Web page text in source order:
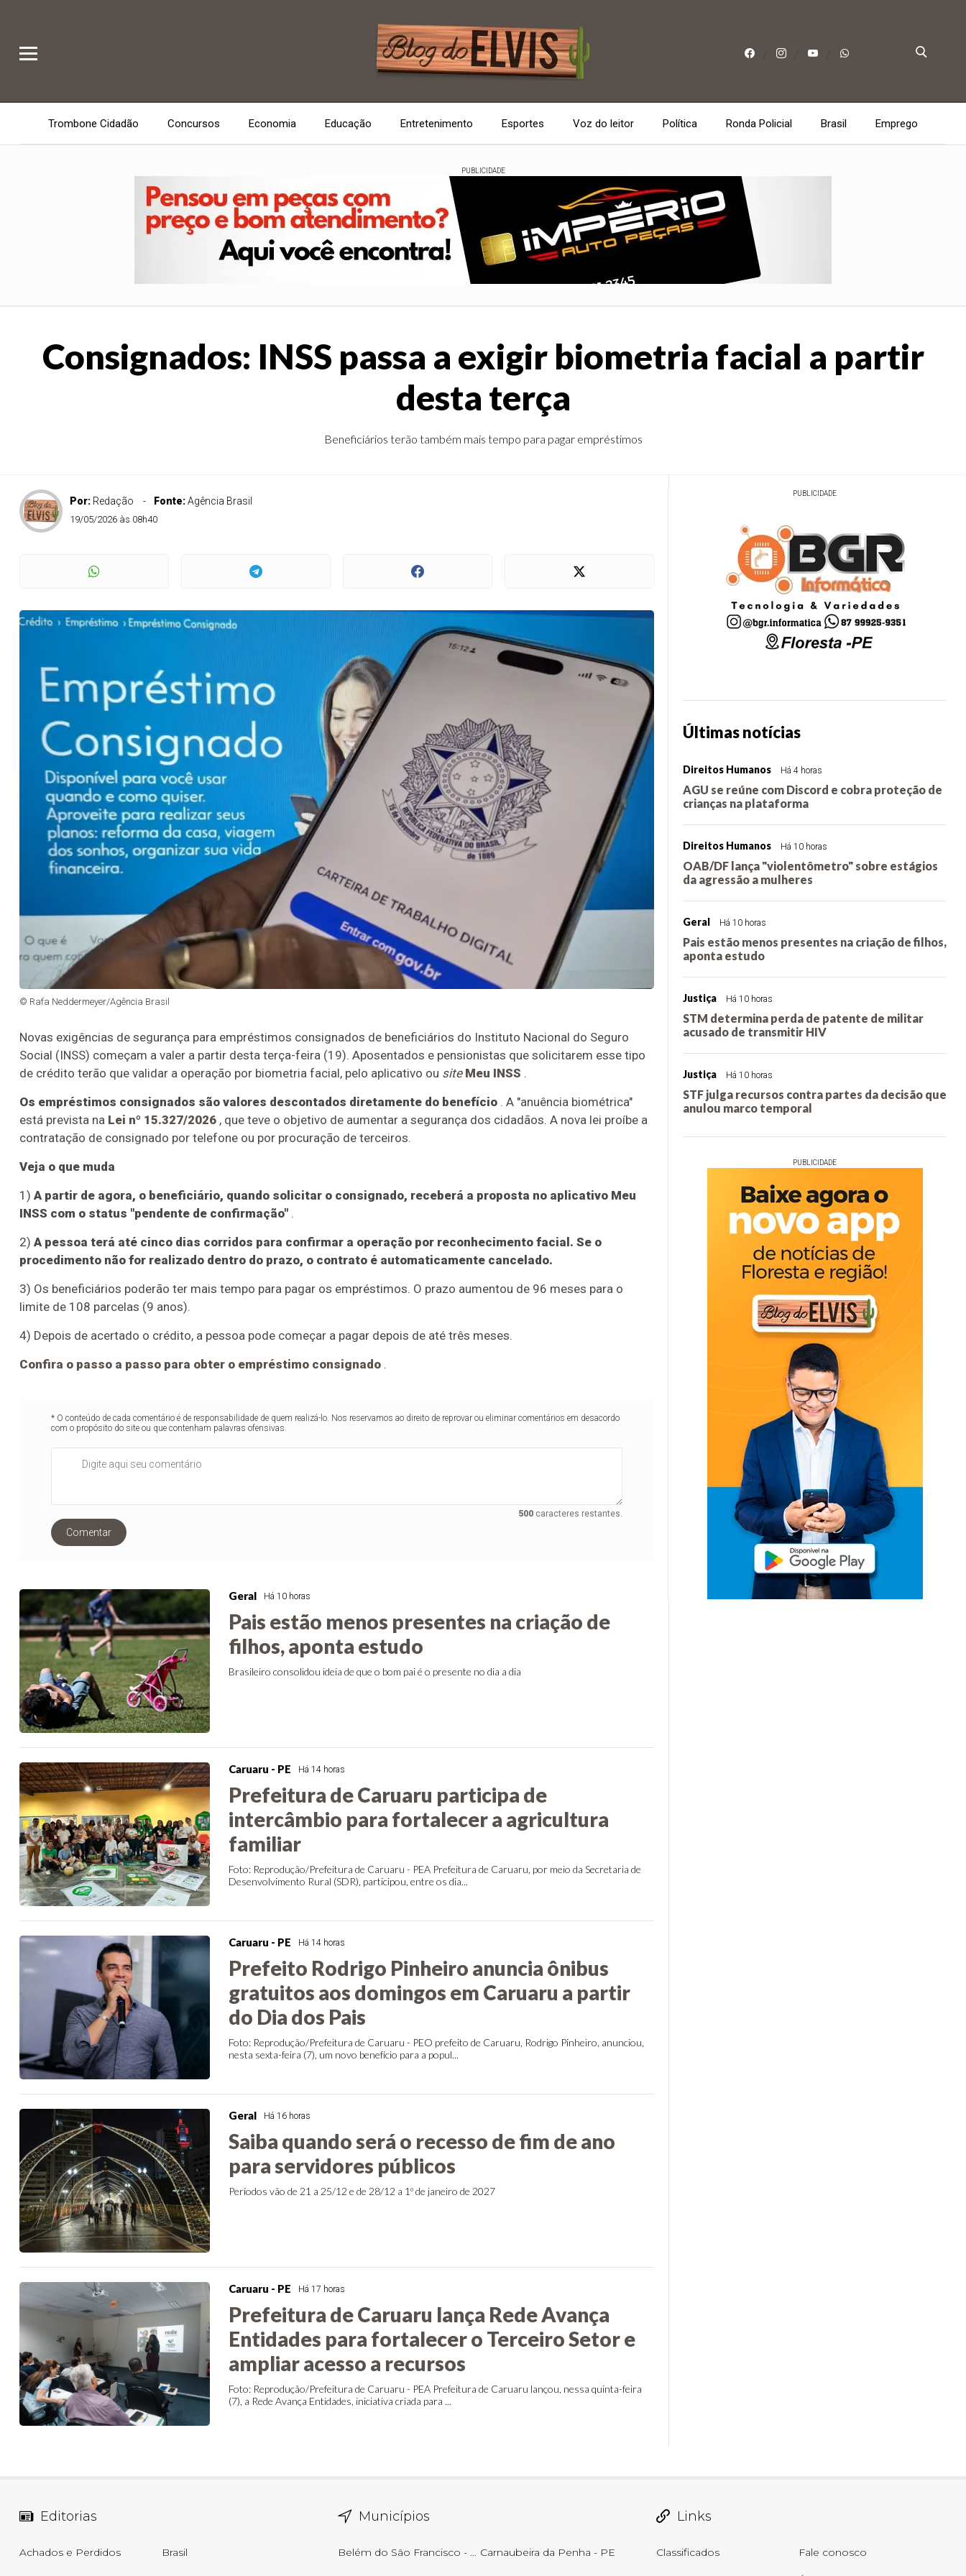
Trombone Cidadão Concursos Economia Educação Entretenimento Esportes Voz do leitor Política Ronda Policial Brasil Emprego
PUBLICIDADE
Consignados: INSS passa a exigir biometria facial a partir
desta terça
Beneficiários terão também mais tempo para pagar empréstimos
Por: Redação Fonte:Agência Brasil
19/05/2026 às 08h40
© Rafa Neddermeyer/Agência Brasil
Novas exigências de segurança para empréstimos consignados de beneficiários do Instituto Nacional do Seguro
Social (INSS) começam a valer a partir desta terça-feira (19). Aposentados e pensionistas que solicitarem esse tipo
de crédito terão que validar a operação por biometria facial, pelo aplicativo ou site Meu INSS .
Os empréstimos consignados são valores descontados diretamente do benefício . A "anuência biométrica"
está prevista na Lei nº 15.327/2026 , que teve o objetivo de aumentar a segurança dos cidadãos. A nova lei proíbe a
contratação de consignado por telefone ou por procuração de terceiros.
Veja o que muda
1) A partir de agora, o beneficiário, quando solicitar o consignado, receberá a proposta no aplicativo Meu
INSS com o status "pendente de confirmação" .
2) A pessoa terá até cinco dias corridos para confirmar a operação por reconhecimento facial. Se o
procedimento não for realizado dentro do prazo, o contrato é automaticamente cancelado.
3) Os beneficiários poderão ter mais tempo para pagar os empréstimos. O prazo aumentou de 96 meses para o
limite de 108 parcelas (9 anos).
4) Depois de acertado o crédito, a pessoa pode começar a pagar depois de até três meses.
Confira o passo a passo para obter o empréstimo consignado .
* O conteúdo de cada comentário é de responsabilidade de quem realizá-lo. Nos reservamos ao direito de reprovar ou eliminar comentários em desacordo
com o propósito do site ou que contenham palavras ofensivas.
500caracteres restantes.
Comentar
Geral Há 10 horas
Pais estão menos presentes na criação de
filhos, aponta estudo
Brasileiro consolidou ideia de que o bom pai é o presente no dia a dia
Caruaru - PE Há 14 horas
Prefeitura de Caruaru participa de
intercâmbio para fortalecer a agricultura
familiar
Foto: Reprodução/Prefeitura de Caruaru - PEA Prefeitura de Caruaru, por meio da Secretaria de
Desenvolvimento Rural (SDR), participou, entre os dia...
Caruaru - PE Há 14 horas
Prefeito Rodrigo Pinheiro anuncia ônibus
gratuitos aos domingos em Caruaru a partir
do Dia dos Pais
Foto: Reprodução/Prefeitura de Caruaru - PEO prefeito de Caruaru, Rodrigo Pinheiro, anunciou,
nesta sexta-feira (7), um novo benefício para a popul...
Geral Há 16 horas
Saiba quando será o recesso de fim de ano
para servidores públicos
Períodos vão de 21 a 25/12 e de 28/12 a 1º de janeiro de 2027
Caruaru - PE Há 17 horas
Prefeitura de Caruaru lança Rede Avança
Entidades para fortalecer o Terceiro Setor e
ampliar acesso a recursos
Foto: Reprodução/Prefeitura de Caruaru - PEA Prefeitura de Caruaru lançou, nessa quinta-feira
(7), a Rede Avança Entidades, iniciativa criada para ...
PUBLICIDADE
Últimas notícias
Direitos Humanos Há 4 horas
AGU se reúne com Discord e cobra proteção de
crianças na plataforma
Direitos Humanos Há 10 horas
OAB/DF lança "violentômetro" sobre estágios
da agressão a mulheres
Geral Há 10 horas
Pais estão menos presentes na criação de filhos,
aponta estudo
Justiça Há 10 horas
STM determina perda de patente de militar
acusado de transmitir HIV
Justiça Há 10 horas
STF julga recursos contra partes da decisão que
anulou marco temporal
PUBLICIDADE
Editorias
Achados e Perdidos Brasil
Municípios
Belém do São Francisco - PE Carnaubeira da Penha - PE
Links
Classificados Fale conosco